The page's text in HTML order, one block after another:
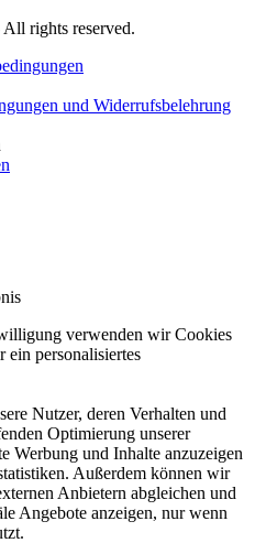
All rights reserved.
und Widerrufsbelehrung
verwenden wir Cookies
ein personalisiertes
Nutzer, deren Verhalten und
Optimierung unserer
Werbung und Inhalte anzuzeigen
Außerdem können wir
Anbietern abgleichen und
Angebote anzeigen, nur wenn